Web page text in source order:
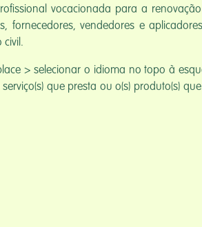
vocacionada para a
fornecedores, vendedores e
civil.
> selecionar o idioma no topo à
que presta ou o(s) produto(s)